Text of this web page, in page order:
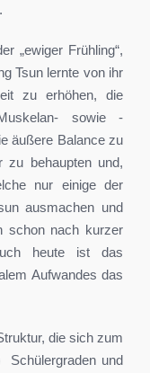
„ewiger Frühling“,
Tsun lernte von ihr
zu erhöhen, die
sowie -
äußere Balance zu
zu behaupten und,
nur einige der
ausmachen und
schon nach kurzer
heute ist das
Aufwandes das
die sich zum
und